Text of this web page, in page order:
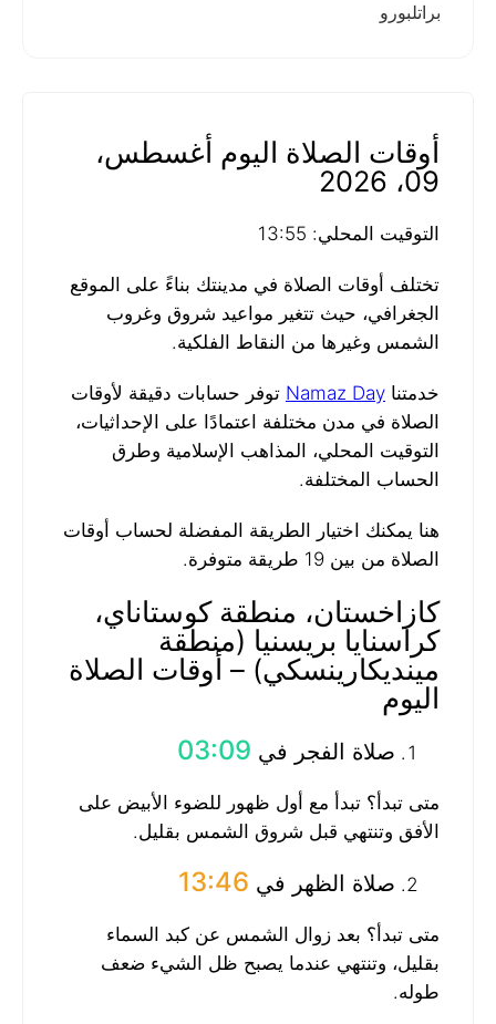
براتلبورو
أوقات الصلاة اليوم أغسطس،
09، 2026
التوقيت المحلي: 13:55
تختلف أوقات الصلاة في مدينتك بناءً على الموقع
الجغرافي، حيث تتغير مواعيد شروق وغروب
الشمس وغيرها من النقاط الفلكية.
خدمتنا Namaz Day توفر حسابات دقيقة لأوقات
الصلاة في مدن مختلفة اعتمادًا على الإحداثيات،
التوقيت المحلي، المذاهب الإسلامية وطرق
الحساب المختلفة.
هنا يمكنك اختيار الطريقة المفضلة لحساب أوقات
الصلاة من بين 19 طريقة متوفرة.
كازاخستان، منطقة كوستاناي،
كراسنايا بريسنيا (منطقة
مينديكارينسكي) – أوقات الصلاة
اليوم
صلاة الفجر في 03:09
متى تبدأ؟ تبدأ مع أول ظهور للضوء الأبيض على
الأفق وتنتهي قبل شروق الشمس بقليل.
صلاة الظهر في 13:46
متى تبدأ؟ بعد زوال الشمس عن كبد السماء
بقليل، وتنتهي عندما يصبح ظل الشيء ضعف
طوله.